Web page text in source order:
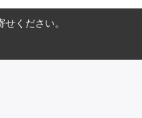
ください。